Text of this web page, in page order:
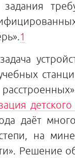
1
даёт
на
Решение